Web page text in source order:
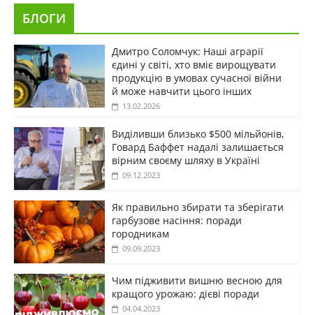
БЛОГИ
Дмитро Соломчук: Наші аграрії
єдині у світі, хто вміє вирощувати
продукцію в умовах сучасної війни
й може навчити цього інших
13.02.2026
Виділивши близько $500 мільйонів,
Говард Баффет надалі залишається
вірним своєму шляху в Україні
09.12.2023
Як правильно збирати та зберігати
гарбузове насіння: поради
городникам
09.09.2023
Чим підживити вишню весною для
кращого урожаю: дієві поради
04.04.2023